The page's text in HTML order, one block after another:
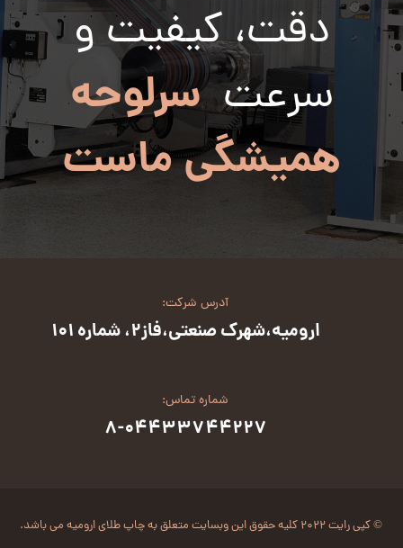
دقت، کیفیت و
سرعتسرلوحه
همیشگی ماست
آدرس شرکت:
ارومیه،شهرک صنعتی،فاز2، شماره 101
شماره تماس:
8-04433744227
© کپی رایت ۲۰۲۲ کلیه حقوق این وبسایت متعلق به چاپ طلای ارومیه می باشد.